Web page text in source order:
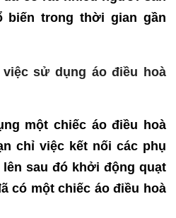
biến trong thời gian gần
sử dụng áo điều hoà
một chiếc áo điều hoà
chỉ việc kết nối các phụ
lên sau đó khởi động quạt
có một chiếc áo điều hoà